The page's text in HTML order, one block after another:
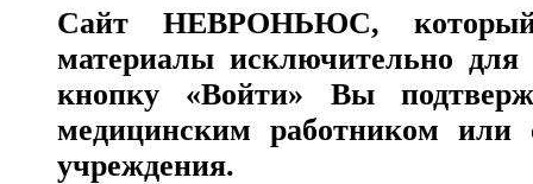
СайтНЕВРОНЬЮС,
материалы исключительно для
кнопку «Войти» Вы
медицинским работником или
учреждения.